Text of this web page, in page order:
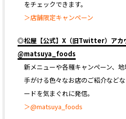
をチェックできます。
＞店舗限定キャンペーン
◎松屋【公式】X（旧Twitter）アカ
@matsuya_foods
新メニューや各種キャンペーン、
手がける色々なお店のご紹介など
ードを気まぐれに発信。
＞@matsuya_foods